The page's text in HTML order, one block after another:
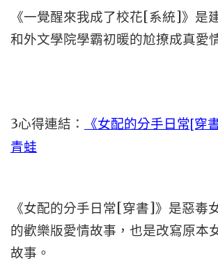
《一覺醒來我成了校花[系統]》是
和外文學院學霸初暖的尬撩成真愛
3心得連結：
《女配的分手日常[穿
青蛙
《女配的分手日常[穿書]》是惡毒
的歡樂版愛情故事，也是改寫原本
故事。